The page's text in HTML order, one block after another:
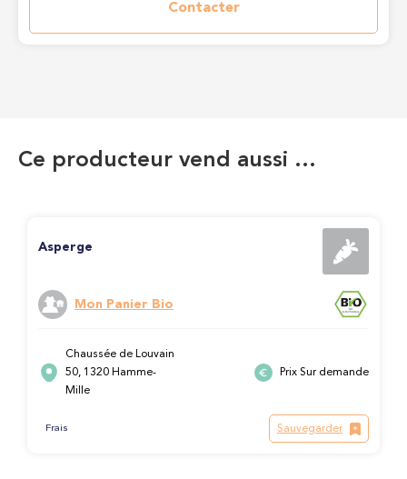
Contacter
Ce producteur vend aussi …
Asperge
Mon Panier Bio
Chaussée de Louvain
50, 1320 Hamme-
Mille
Prix Sur demande
Frais Sauvegarder